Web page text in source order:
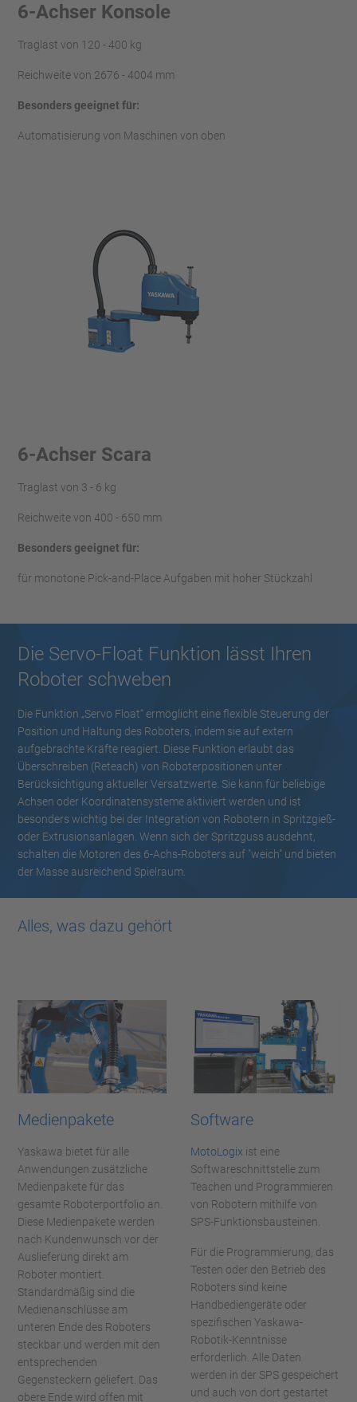
6-Achser Konsole
Traglast von 120 - 400 kg
Reichweite von 2676 - 4004 mm
Besonders geeignet für:
Automatisierung von Maschinen von oben
6-Achser Scara
Traglast von 3 - 6 kg
Reichweite von 400 - 650 mm
Besonders geeignet für:
für monotone Pick-and-Place Aufgaben mit hoher Stückzahl
Die Servo-Float Funktion lässt Ihren
Roboter schweben
Die Funktion „Servo Float“ ermöglicht eine flexible Steuerung der
Position und Haltung des Roboters, indem sie auf extern
aufgebrachte Kräfte reagiert. Diese Funktion erlaubt das
Überschreiben (Reteach) von Roboterpositionen unter
Berücksichtigung aktueller Versatzwerte. Sie kann für beliebige
Achsen oder Koordinatensysteme aktiviert werden und ist
besonders wichtig bei der Integration von Robotern in Spritzgieß-
oder Extrusionsanlagen. Wenn sich der Spritzguss ausdehnt,
schalten die Motoren des 6-Achs-Roboters auf "weich" und bieten
der Masse ausreichend Spielraum.
Alles, was dazu gehört
Medienpakete
Yaskawa bietet für alle
Anwendungen zusätzliche
Medienpakete für das
gesamte Roboterportfolio an.
Diese Medienpakete werden
nach Kundenwunsch vor der
Auslieferung direkt am
Roboter montiert.
Standardmäßig sind die
Medienanschlüsse am
unteren Ende des Roboters
steckbar und werden mit den
entsprechenden
Gegensteckern geliefert. Das
obere Ende wird offen mit
Software
MotoLogix ist eine
Softwareschnittstelle zum
Teachen und Programmieren
von Robotern mithilfe von
SPS-Funktionsbausteinen.
Für die Programmierung, das
Testen oder den Betrieb des
Roboters sind keine
Handbediengeräte oder
spezifischen Yaskawa-
Robotik-Kenntnisse
erforderlich. Alle Daten
werden in der SPS gespeichert
und auch von dort gestartet